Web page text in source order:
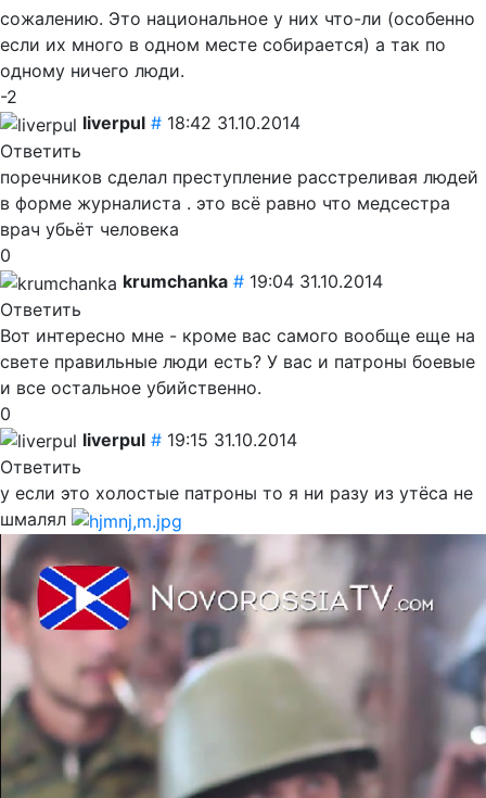
сожалению. Это национальное у них что-ли (особенно
если их много в одном месте собирается) а так по
одному ничего люди.
-2
liverpul # 18:42 31.10.2014
Ответить
поречников сделал преступление расстреливая людей
в форме журналиста . это всё равно что медсестра
врач убьёт человека
0
krumchanka # 19:04 31.10.2014
Ответить
Вот интересно мне - кроме вас самого вообще еще на
свете правильные люди есть? У вас и патроны боевые
и все остальное убийственно.
0
liverpul # 19:15 31.10.2014
Ответить
у если это холостые патроны то я ни разу из утёса не
шмалял